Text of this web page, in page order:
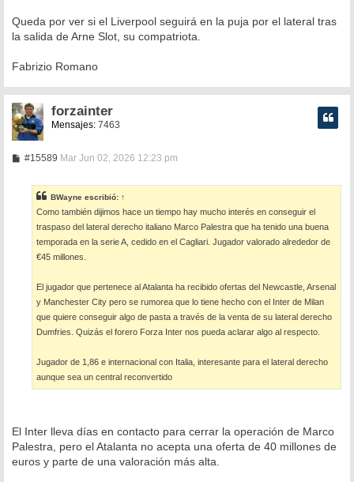
Queda por ver si el Liverpool seguirá en la puja por el lateral tras
la salida de Arne Slot, su compatriota.
Fabrizio Romano
forzainter
Mensajes: 7463
#15589M
a
j
e
Mar Jun 02, 2026 12:23 pm
BWayne escribió: ↑
Como también dijimos hace un tiempo hay mucho interés en conseguir el
traspaso del lateral derecho italiano Marco Palestra que ha tenido una buena
temporada en la serie A, cedido en el Cagliari. Jugador valorado alrededor de
€45 millones.
El jugador que pertenece al Atalanta ha recibido ofertas del Newcastle, Arsenal
y Manchester City pero se rumorea que lo tiene hecho con el Inter de Milan
que quiere conseguir algo de pasta a través de la venta de su lateral derecho
Dumfries. Quizás el forero Forza Inter nos pueda aclarar algo al respecto.
Jugador de 1,86 e internacional con Italia, interesante para el lateral derecho
aunque sea un central reconvertido
El Inter lleva días en contacto para cerrar la operación de Marco
Palestra, pero el Atalanta no acepta una oferta de 40 millones de
euros y parte de una valoración más alta.